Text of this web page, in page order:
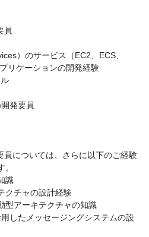
員
）のサービス（EC2、ECS、
リケーションの開発経験
発要員
については、さらに以下のご経験
識
クチャの設計経験
型アーキテクチャの知識
したメッセージングシステムの設